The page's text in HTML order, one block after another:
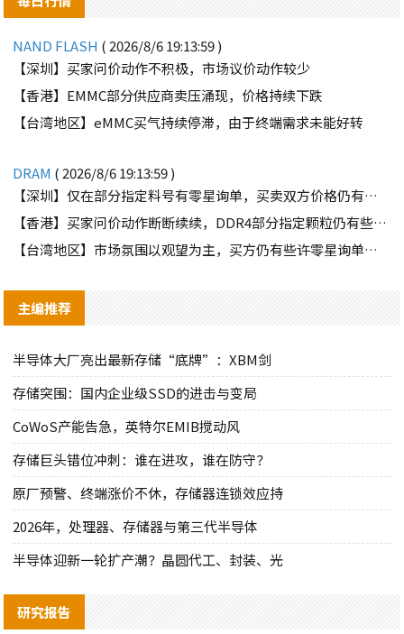
NAND FLASH ( 2026/8/6 19:13:59 )
【深圳】买家问价动作不积极，市场议价动作较少
【香港】EMMC部分供应商卖压涌现，价格持续下跌
【台湾地区】eMMC买气持续停滞，由于终端需求未能好转
DRAM ( 2026/8/6 19:13:59 )
【深圳】仅在部分指定料号有零星询单，买卖双方价格仍有差距
【香港】买家问价动作断断续续，DDR4部分指定颗粒仍有些许询单
【台湾地区】市场氛围以观望为主，买方仍有些许零星询单释出
主编推荐
半导体大厂亮出最新存储“底牌”：XBM剑
存储突围：国内企业级SSD的进击与变局
CoWoS产能告急，英特尔EMIB搅动风
存储巨头错位冲刺：谁在进攻，谁在防守？
原厂预警、终端涨价不休，存储器连锁效应持
2026年，处理器、存储器与第三代半导体
半导体迎新一轮扩产潮？晶圆代工、封装、光
研究报告